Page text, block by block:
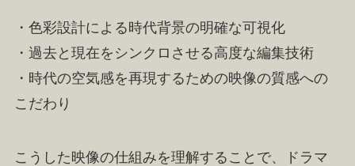
・色彩設計による時代背景の明確な可視化
・過去と現在をシンクロさせる高度な編集技術
・時代の空気感を再現するための映像の質感への
こだわり
こうした映像の仕組みを理解することで、ドラマ